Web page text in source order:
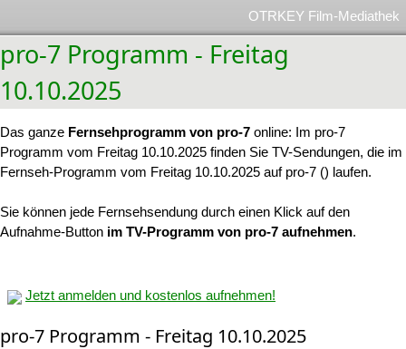
OTRKEY Film-Mediathek
pro-7 Programm - Freitag
10.10.2025
Das ganze Fernsehprogramm von pro-7 online: Im pro-7
Programm vom Freitag 10.10.2025 finden Sie TV-Sendungen, die im
Fernseh-Programm vom Freitag 10.10.2025 auf pro-7 () laufen.
Sie können jede Fernsehsendung durch einen Klick auf den
Aufnahme-Button im TV-Programm von pro-7 aufnehmen.
Jetzt anmelden und kostenlos aufnehmen!
pro-7 Programm - Freitag 10.10.2025